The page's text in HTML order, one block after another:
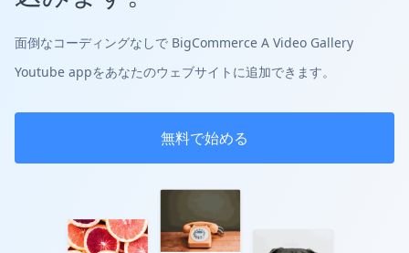
面倒なコーディングなしで BigCommerce A Video Gallery
Youtube appをあなたのウェブサイトに追加できます。
無料で始める